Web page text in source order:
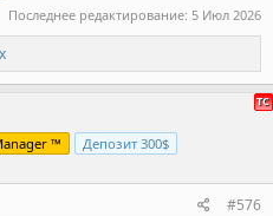
Последнее редактирование: 5 Июл 2026
™ Депозит 300$
#576